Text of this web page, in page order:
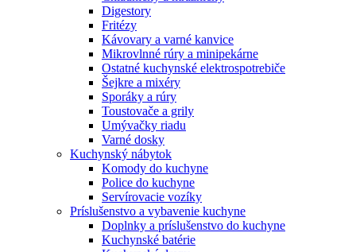
Digestory
Fritézy
Kávovary a varné kanvice
Mikrovlnné rúry a minipekárne
Ostatné kuchynské elektrospotrebiče
Šejkre a mixéry
Sporáky a rúry
Toustovače a grily
Umývačky riadu
Varné dosky
Kuchynský nábytok
Komody do kuchyne
Police do kuchyne
Servírovacie vozíky
Príslušenstvo a vybavenie kuchyne
Doplnky a príslušenstvo do kuchyne
Kuchynské batérie